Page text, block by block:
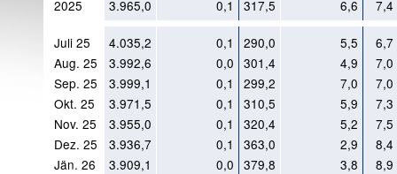
2025
3.965,0 0,1 317,5 6,6 7,4
Juli 25 4.035,2 0,1 290,0 5,5
6,7
Aug. 25
3.992,6 0,0 301,4 4,9
7,0
Sep. 25
3.999,1 0,1 299,2 7,0
7,0
Okt. 25
3.971,5 0,1 310,5 5,9
7,3
Nov. 25
3.955,0 0,1 320,4 5,2
7,5
Dez. 25
3.936,7 0,1 363,0 2,9
8,4
Jän. 26
3.909,1 0,0 379,8 3,8
8,9